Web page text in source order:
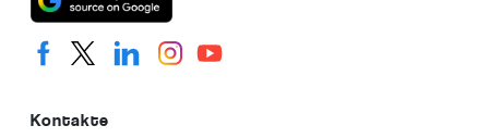
Kontakte